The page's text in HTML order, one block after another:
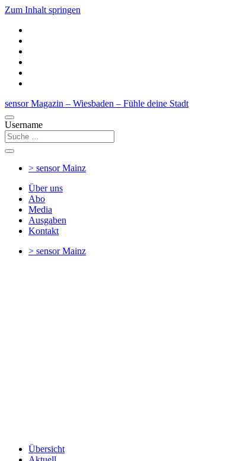
Zum Inhalt springen
sensor Magazin – Wiesbaden – Fühle deine Stadt
Username
> sensorMainz
Über uns
Abo
Media
Ausgaben
Kontakt
> sensorMainz
Übersicht